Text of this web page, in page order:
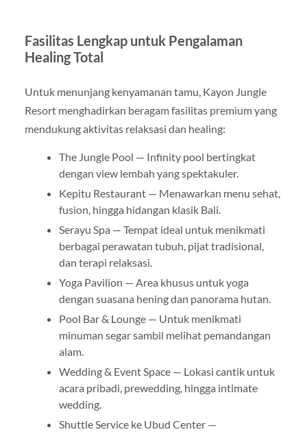
Fasilitas Lengkap untuk Pengalaman
Healing Total
Untuk menunjang kenyamanan tamu, Kayon Jungle
Resort menghadirkan beragam fasilitas premium yang
mendukung aktivitas relaksasi dan healing:
The Jungle Pool — Infinity pool bertingkat
dengan view lembah yang spektakuler.
Kepitu Restaurant — Menawarkan menu sehat,
fusion, hingga hidangan klasik Bali.
Serayu Spa — Tempat ideal untuk menikmati
berbagai perawatan tubuh, pijat tradisional,
dan terapi relaksasi.
Yoga Pavilion — Area khusus untuk yoga
dengan suasana hening dan panorama hutan.
Pool Bar & Lounge — Untuk menikmati
minuman segar sambil melihat pemandangan
alam.
Wedding & Event Space — Lokasi cantik untuk
acara pribadi, prewedding, hingga intimate
wedding.
Shuttle Service ke Ubud Center —